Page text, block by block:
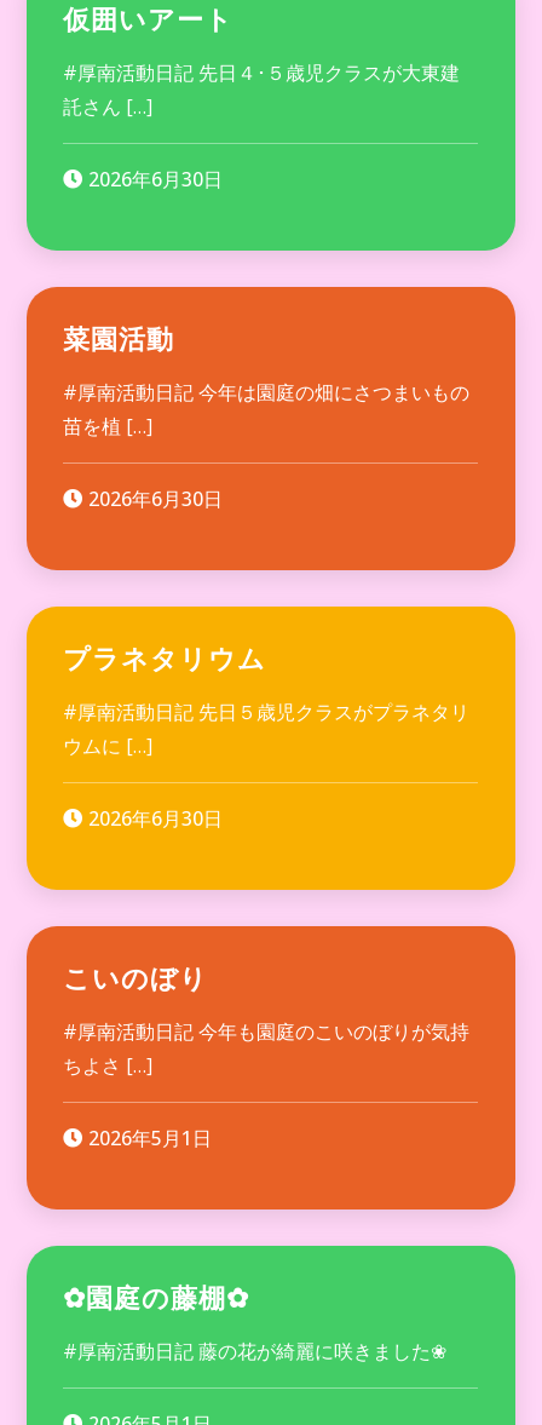
仮囲いアート
#厚南活動日記 先日４･５歳児クラスが大東建
託さん […]
2026年6月30日
菜園活動
#厚南活動日記 今年は園庭の畑にさつまいもの
苗を植 […]
2026年6月30日
プラネタリウム
#厚南活動日記 先日５歳児クラスがプラネタリ
ウムに […]
2026年6月30日
こいのぼり
#厚南活動日記 今年も園庭のこいのぼりが気持
ちよさ […]
2026年5月1日
✿園庭の藤棚✿
#厚南活動日記 藤の花が綺麗に咲きました❀